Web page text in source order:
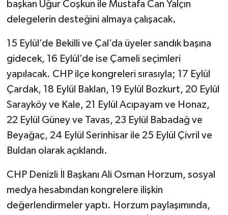
başkan Uğur Coşkun ile Mustafa Can Yalçın
delegelerin desteğini almaya çalışacak.
15 Eylül’de Bekilli ve Çal’da üyeler sandık başına
gidecek, 16 Eylül’de ise Çameli seçimleri
yapılacak. CHP ilçe kongreleri sırasıyla; 17 Eylül
Çardak, 18 Eylül Baklan, 19 Eylül Bozkurt, 20 Eylül
Sarayköy ve Kale, 21 Eylül Acıpayam ve Honaz,
22 Eylül Güney ve Tavas, 23 Eylül Babadağ ve
Beyağaç, 24 Eylül Serinhisar ile 25 Eylül Çivril ve
Buldan olarak açıklandı.
CHP Denizli İl Başkanı Ali Osman Horzum, sosyal
medya hesabından kongrelere ilişkin
değerlendirmeler yaptı. Horzum paylaşımında,